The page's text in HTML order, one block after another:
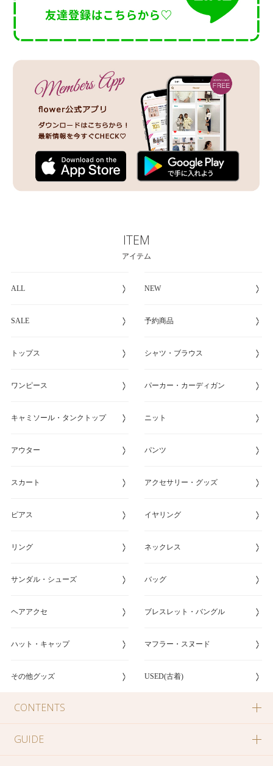
ITEM
アイテム
ALL NEW
SALE 予約商品
トップス シャツ・ブラウス
ワンピース パーカー・カーディガン
キャミソール・タンクトップ ニット
アウター パンツ
スカート アクセサリー・グッズ
ピアス イヤリング
リング ネックレス
サンダル・シューズ バッグ
ヘアアクセ ブレスレット・バングル
ハット・キャップ マフラー・スヌード
その他グッズ USED(古着)
CONTENTS
GUIDE